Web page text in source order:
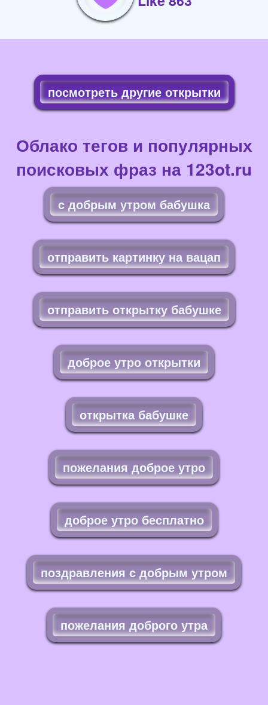
посмотреть другие открытки
Облако тегов и популярных
поисковых фраз на 123ot.ru
с добрым утром бабушка
отправить картинку на вацап
отправить открытку бабушке
доброе утро открытки
открытка бабушке
пожелания доброе утро
доброе утро бесплатно
поздравления с добрым утром
пожелания доброго утра